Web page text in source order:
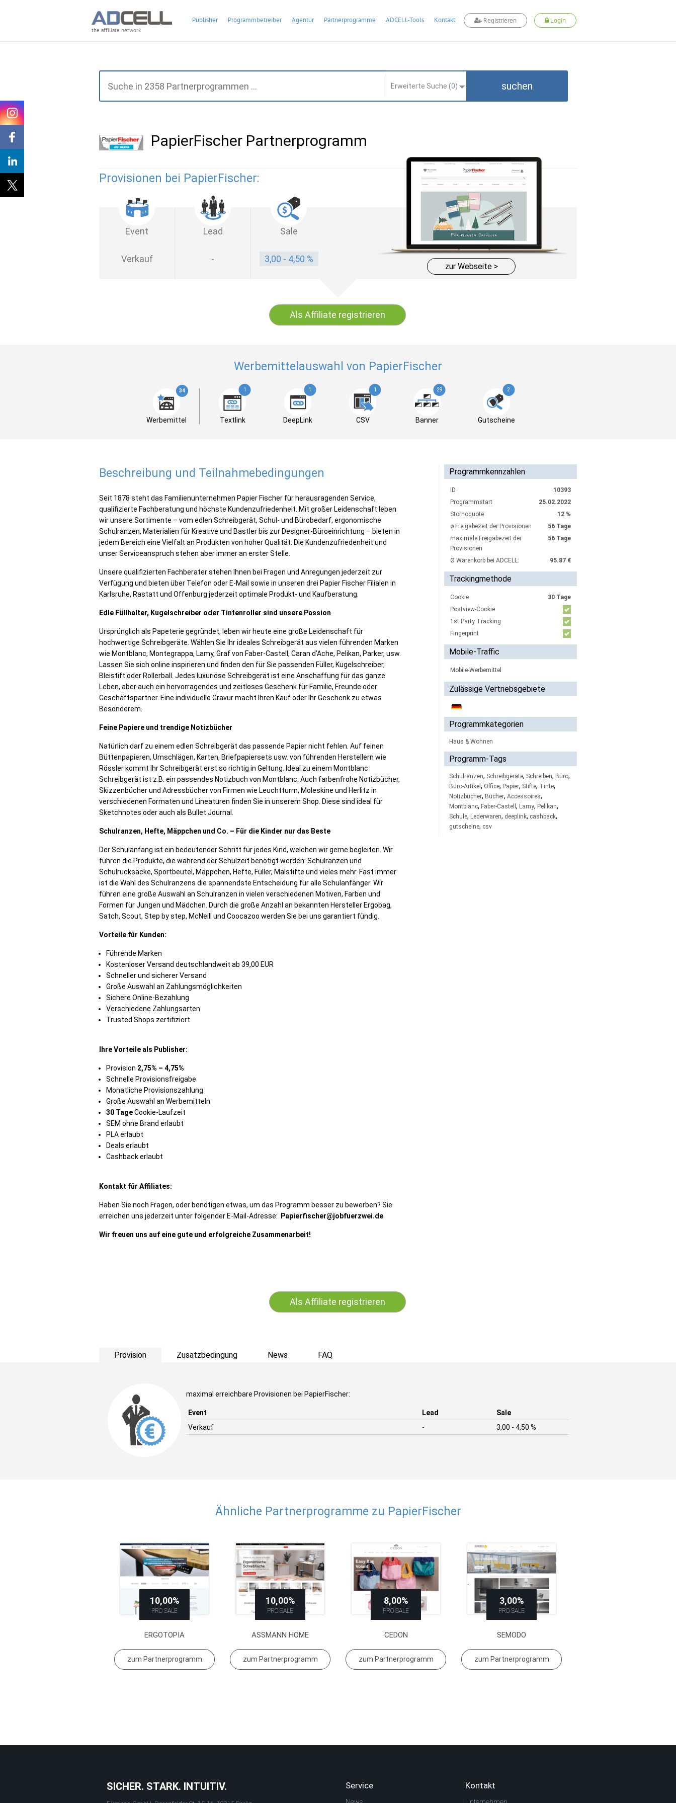
the affiliate network
Publisher Programmbetreiber Agentur Partnerprogramme ADCELL-Tools Kontakt Registrieren Login
Erweiterte Suche (0) suchen
PapierFischer Partnerprogramm
Provisionen bei PapierFischer:
Event Lead Sale
Verkauf - 3,00 - 4,50 %
zur Webseite >
Als Affiliate registrieren
Werbemittelauswahl von PapierFischer
34
Werbemittel
1
Textlink
1
DeepLink
1
CSV
29
Banner
2
Gutscheine
Beschreibung und Teilnahmebedingungen
Seit 1878 steht das Familienunternehmen Papier Fischer für herausragenden Service,
qualifizierte Fachberatung und höchste Kundenzufriedenheit. Mit großer Leidenschaft leben
wir unsere Sortimente – vom edlen Schreibgerät, Schul- und Bürobedarf, ergonomische
Schulranzen, Materialien für Kreative und Bastler bis zur Designer-Büroeinrichtung – bieten in
jedem Bereich eine Vielfalt an Produkten von hoher Qualität. Die Kundenzufriedenheit und
unser Serviceanspruch stehen aber immer an erster Stelle.
Unsere qualifizierten Fachberater stehen Ihnen bei Fragen und Anregungen jederzeit zur
Verfügung und bieten über Telefon oder E-Mail sowie in unseren drei Papier Fischer Filialen in
Karlsruhe, Rastatt und Offenburg jederzeit optimale Produkt- und Kaufberatung.
Edle Füllhalter, Kugelschreiber oder Tintenroller sind unsere Passion
Ursprünglich als Papeterie gegründet, leben wir heute eine große Leidenschaft für
hochwertige Schreibgeräte. Wählen Sie Ihr ideales Schreibgerät aus vielen führenden Marken
wie Montblanc, Montegrappa, Lamy, Graf von Faber-Castell, Caran d’Ache, Pelikan, Parker, usw.
Lassen Sie sich online inspirieren und finden den für Sie passenden Füller, Kugelschreiber,
Bleistift oder Rollerball. Jedes luxuriöse Schreibgerät ist eine Anschaffung für das ganze
Leben, aber auch ein hervorragendes und zeitloses Geschenk für Familie, Freunde oder
Geschäftspartner. Eine individuelle Gravur macht Ihren Kauf oder Ihr Geschenk zu etwas
Besonderem.
Feine Papiere und trendige Notizbücher
Natürlich darf zu einem edlen Schreibgerät das passende Papier nicht fehlen. Auf feinen
Büttenpapieren, Umschlägen, Karten, Briefpapiersets usw. von führenden Herstellern wie
Rössler kommt Ihr Schreibgerät erst so richtig in Geltung. Ideal zu einem Montblanc
Schreibgerät ist z.B. ein passendes Notizbuch von Montblanc. Auch farbenfrohe Notizbücher,
Skizzenbücher und Adressbücher von Firmen wie Leuchtturm, Moleskine und Herlitz in
verschiedenen Formaten und Lineaturen finden Sie in unserem Shop. Diese sind ideal für
Sketchnotes oder auch als Bullet Journal.
Schulranzen, Hefte, Mäppchen und Co. – Für die Kinder nur das Beste
Der Schulanfang ist ein bedeutender Schritt für jedes Kind, welchen wir gerne begleiten. Wir
führen die Produkte, die während der Schulzeit benötigt werden: Schulranzen und
Schulrucksäcke, Sportbeutel, Mäppchen, Hefte, Füller, Malstifte und vieles mehr. Fast immer
ist die Wahl des Schulranzens die spannendste Entscheidung für alle Schulanfänger. Wir
führen eine große Auswahl an Schulranzen in vielen verschiedenen Motiven, Farben und
Formen für Jungen und Mädchen. Durch die große Anzahl an bekannten Hersteller Ergobag,
Satch, Scout, Step by step, McNeill und Coocazoo werden Sie bei uns garantiert fündig.
Vorteile für Kunden:
Führende Marken
Kostenloser Versand deutschlandweit ab 39,00 EUR
Schneller und sicherer Versand
Große Auswahl an Zahlungsmöglichkeiten
Sichere Online-Bezahlung
Verschiedene Zahlungsarten
Trusted Shops zertifiziert
Ihre Vorteile als Publisher:
Provision 2,75% – 4,75%
Schnelle Provisionsfreigabe
Monatliche Provisionszahlung
Große Auswahl an Werbemitteln
30 TageCookie-Laufzeit
SEM ohne Brand erlaubt
PLA erlaubt
Deals erlaubt
Cashback erlaubt
Kontakt für Affiliates:
Haben Sie noch Fragen, oder benötigen etwas, um das Programm besser zu bewerben? Sie
erreichen uns jederzeit unter folgender E-Mail-Adresse:
Papierfischer@jobfuerzwei.de
Wir freuen uns auf eine gute und erfolgreiche Zusammenarbeit!
Programmkennzahlen
ID
10393
Programmstart
25.02.2022
Stornoquote
12 %
ø Freigabezeit der Provisionen
56 Tage
maximale Freigabezeit der
Provisionen
56 Tage
Ø Warenkorb bei ADCELL: 95.87 €
Trackingmethode
Cookie
30 Tage
Postview-Cookie
1st Party Tracking
Fingerprint
Mobile-Traffic
Mobile-Werbemittel
Zulässige Vertriebsgebiete
Programmkategorien
Haus & Wohnen
Programm-Tags
Schulranzen, Schreibgeräte, Schreiben, Büro,
Büro-Artikel , Office, Papier, Stifte, Tinte,
Notizbücher, Bücher, Accessoires,
Montblanc, Faber-Castell , Lamy, Pelikan,
Schule, Lederwaren, deeplink, cashback,
gutscheine, csv
Als Affiliate registrieren
Provision Zusatzbedingung News FAQ
maximal erreichbare Provisionen bei PapierFischer:
Event Lead
Sale
Verkauf
- 3,00 - 4,50 %
Ähnliche Partnerprogramme zu PapierFischer
10,00%
PRO SALE
ERGOTOPIA
zum Partnerprogramm
10,00%
PRO SALE
ASSMANN HOME
zum Partnerprogramm
8,00%
PRO SALE
CEDON
zum Partnerprogramm
3,00%
PRO SALE
SEMODO
zum Partnerprogramm
SICHER. STARK. INTUITIV. Service Kontakt